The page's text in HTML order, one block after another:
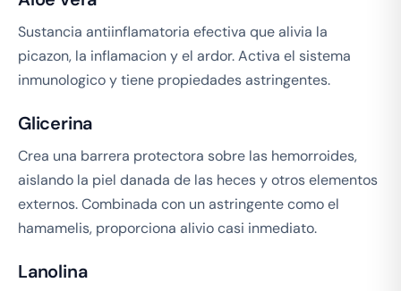
Sustancia antiinflamatoria efectiva que alivia la
picazon, la inflamacion y el ardor. Activa el sistema
inmunologico y tiene propiedades astringentes.
Glicerina
Crea una barrera protectora sobre las hemorroides,
aislando la piel danada de las heces y otros elementos
externos. Combinada con un astringente como el
hamamelis, proporciona alivio casi inmediato.
Lanolina